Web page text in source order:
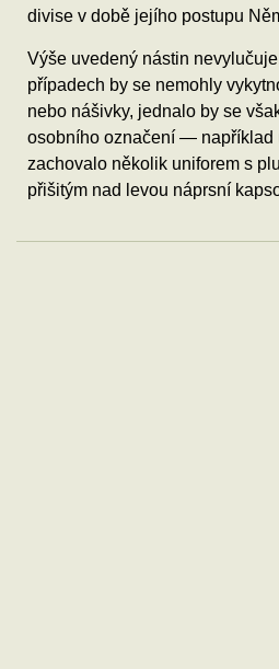
divise v době jejího postupu
Výše uvedený nástin
případech by se nemohly
nebo nášivky, jednalo by se
osobního označení — například
zachovalo několik uniforem s
přišitým nad levou náprsní